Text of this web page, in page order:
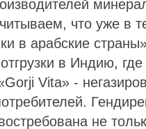
что уже в
в арабские
в Индию,
Vita» -
не